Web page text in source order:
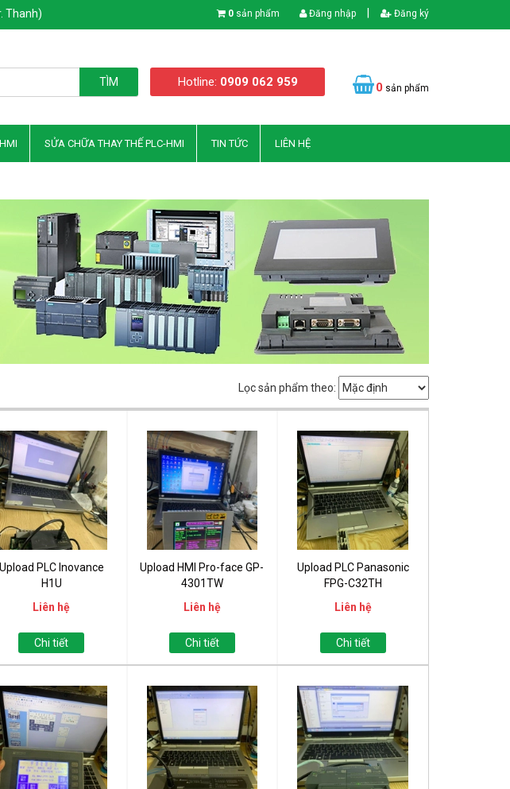
Thanh) 0 sản phẩm Đăng nhập Đăng ký
TÌM Hotline: 0909 062 959 0 sản phẩm
SỬA CHỮA THAY THẾ PLC-HMI TIN TỨC LIÊN HỆ
Lọc sản phẩm theo:
Upload PLC Inovance
H1U
Liên hệ
Chi tiết
Upload HMI Pro-face GP-
4301TW
Liên hệ
Chi tiết
Upload PLC Panasonic
FPG-C32TH
Liên hệ
Chi tiết